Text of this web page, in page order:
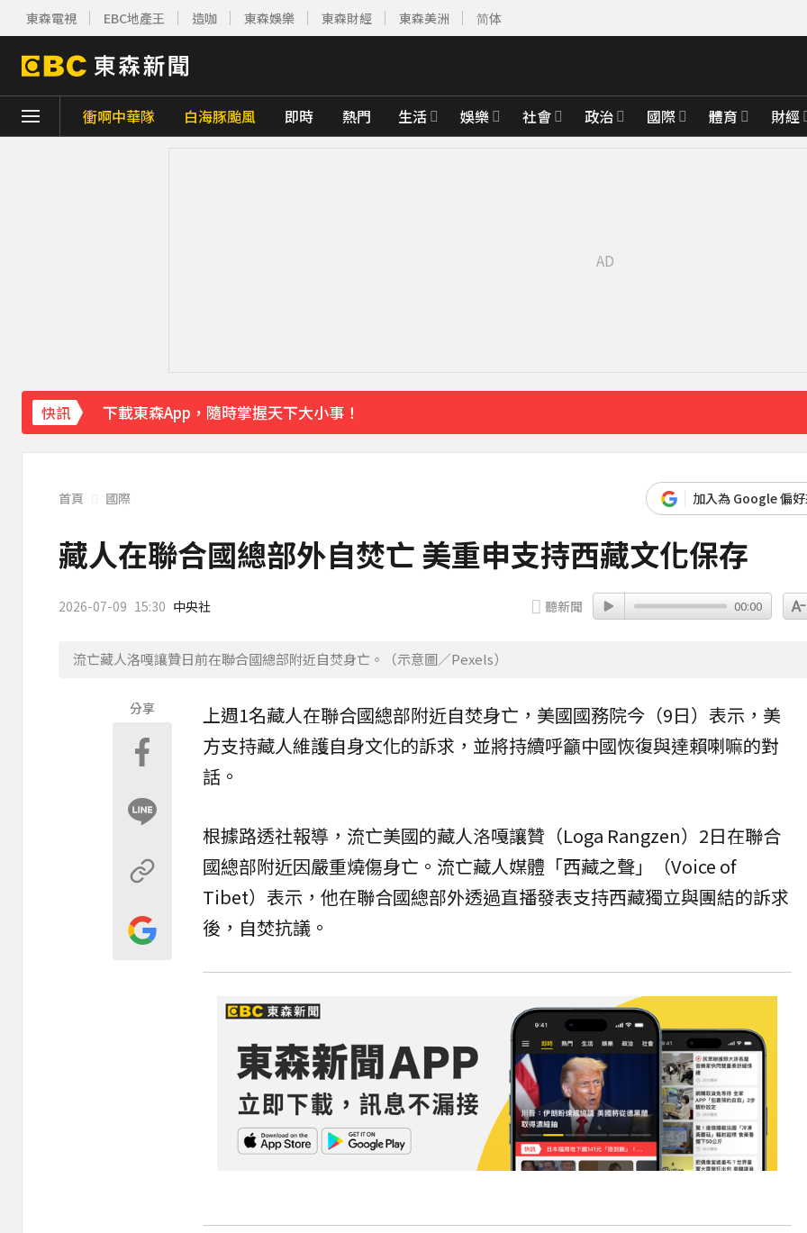
東森電視 EBC地產王 造咖 東森娛樂 東森財經 東森美洲 简体
衝啊中華隊 白海豚颱風 即時 熱門 生活 娛樂 社會 政治 國際 體育 財經
快訊
下載東森App，隨時掌握天下大小事！
《理財達人秀》X 安聯投信免費講座報名中！搶先卡位 2027
首頁 國際 加入為 Google 偏
藏人在聯合國總部外自焚亡 美重申支持西藏文化保存
2026-07-09 15:30 中央社 聽新聞 00:00
流亡藏人洛嘎讓贊日前在聯合國總部附近自焚身亡。（示意圖／Pexels）
分享 上週1名藏人在聯合國總部附近自焚身亡，美國國務院今（9日）表示，美
方支持藏人維護自身文化的訴求，並將持續呼籲中國恢復與達賴喇嘛的對
話。
根據路透社報導，流亡美國的藏人洛嘎讓贊（Loga Rangzen）2日在聯合
國總部附近因嚴重燒傷身亡。流亡藏人媒體「西藏之聲」（Voice of
Tibet）表示，他在聯合國總部外透過直播發表支持西藏獨立與團結的訴求
後，自焚抗議。